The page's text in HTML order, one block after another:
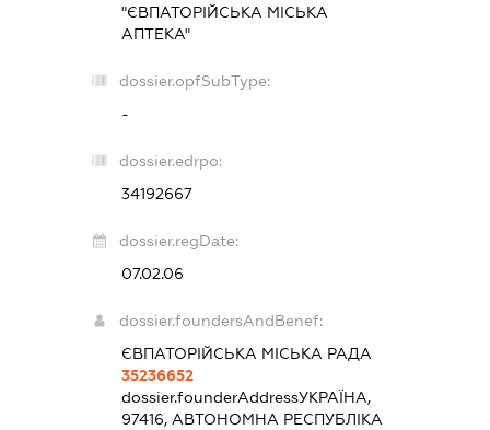
"ЄВПАТОРІЙСЬКА МІСЬКА
АПТЕКА"
dossier.opfSubType:
-
dossier.edrpo:
34192667
dossier.regDate:
07.02.06
dossier.foundersAndBenef:
ЄВПАТОРІЙСЬКА МІСЬКА РАДА
35236652
dossier.founderAddressУКРАЇНА,
97416, АВТОНОМНА РЕСПУБЛІКА